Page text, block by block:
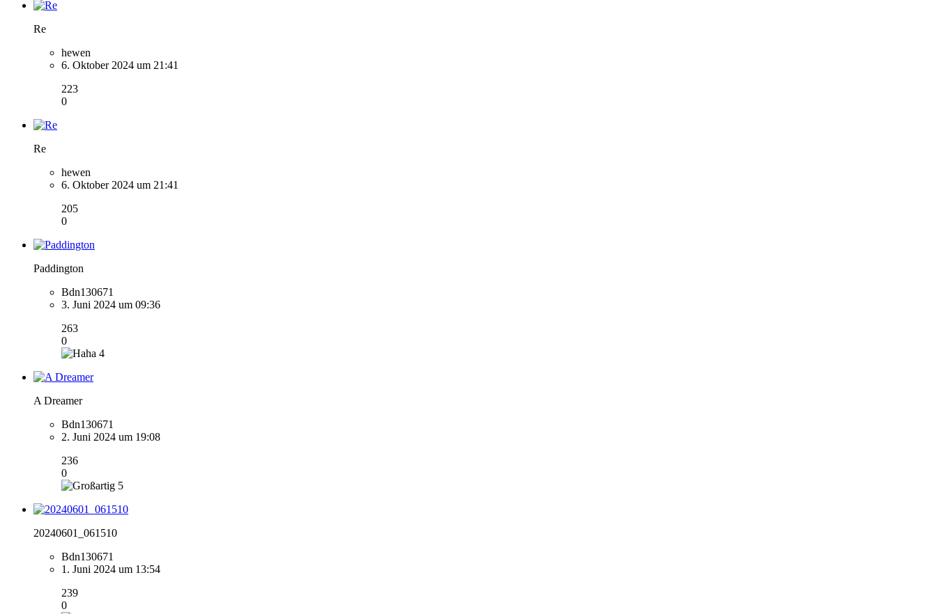
Re
hewen
6. Oktober 2024 um 21:41
223
0
Re
hewen
6. Oktober 2024 um 21:41
205
0
Paddington
Bdn130671
3. Juni 2024 um 09:36
263
0
4
A Dreamer
Bdn130671
2. Juni 2024 um 19:08
236
0
5
20240601_061510
Bdn130671
1. Juni 2024 um 13:54
239
0